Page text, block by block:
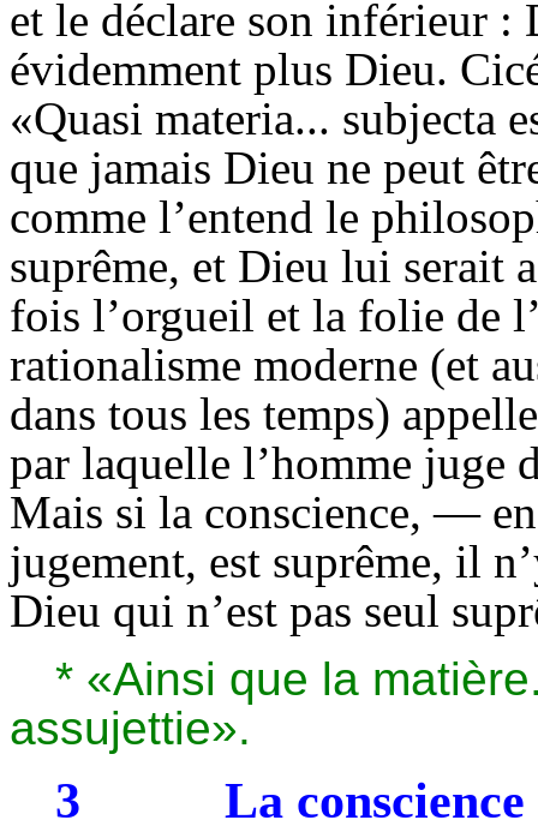
et le déclare son inférieur :
évidemment plus Dieu.
«Quasi materia... subjecta
que jamais Dieu ne peut
comme l’entend le
suprême, et Dieu lui serait
fois l’orgueil et la folie de
rationalisme moderne (et
dans tous les temps)
par laquelle l’homme juge
Mais si la conscience, —
jugement, est suprême, il
Dieu qui n’est pas seul
* «Ainsi que la
assujettie».
3 La conscience